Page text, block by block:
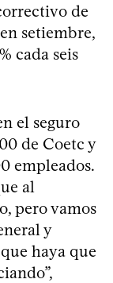
de
setiembre,
cada seis
el seguro
de Coetc y
empleados.
al
pero vamos
y
haya que